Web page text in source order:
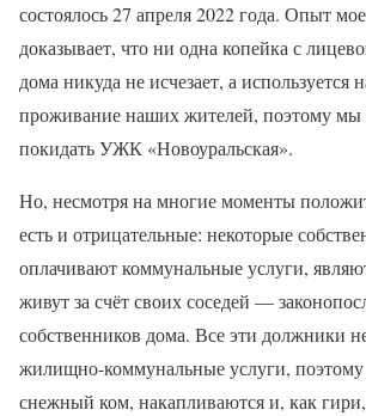
состоялось 27 апреля 2022 года. Опыт
доказывает, что ни одна копейка с
дома никуда не исчезает, а используется
проживание наших жителей, поэтому мы
покидать УЖК «Новоуральская».
Но, несмотря на многие моменты
есть и отрицательные: некоторые
оплачивают коммунальные услуги,
живут за счёт своих соседей —
собственников дома. Все эти должники
жилищно-­коммунальные услуги, поэтому
снежный ком, накапливаются и, как гири,